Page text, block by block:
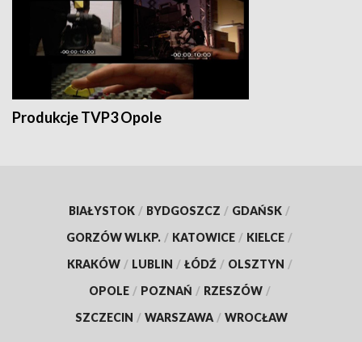
Produkcje TVP3 Opole
BIAŁYSTOK / BYDGOSZCZ / GDAŃSK /
GORZÓW WLKP. / KATOWICE / KIELCE /
KRAKÓW / LUBLIN / ŁÓDŹ / OLSZTYN /
OPOLE / POZNAŃ / RZESZÓW /
SZCZECIN / WARSZAWA / WROCŁAW